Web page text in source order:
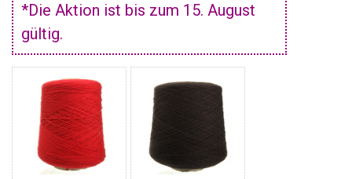
*Die Aktion ist bis zum 15. August
gültig.